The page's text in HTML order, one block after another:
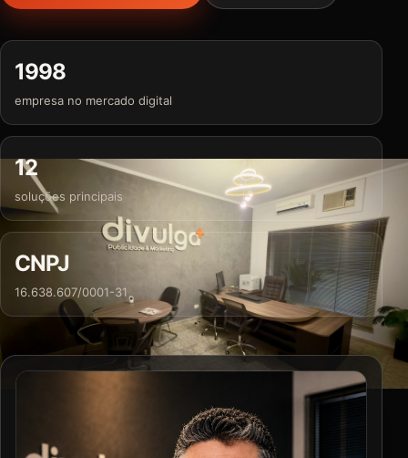
1998
empresa no mercado digital
12
soluções principais
CNPJ
16.638.607/0001-31